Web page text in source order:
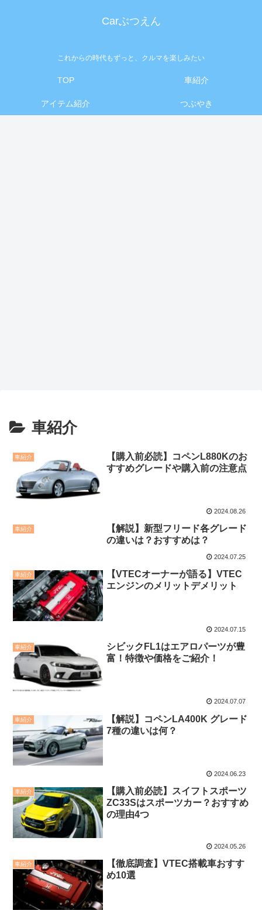
Carぶつえん
これからの時代もずっと、クルマを楽しみたい
TOP 車紹介
アイテム紹介 つぶやき
車紹介
車紹介
【購入前必読】コペンL880Kのお
すすめグレードや購入前の注意点
2024.08.26
車紹介
【解説】新型フリード各グレード
の違いは？おすすめは？
2024.07.25
車紹介
【VTECオーナーが語る】VTEC
エンジンのメリットデメリット
2024.07.15
車紹介
シビックFL1はエアロパーツが豊
富！特徴や価格をご紹介！
2024.07.07
車紹介
【解説】コペンLA400K グレード
7種の違いは何？
2024.06.23
車紹介
【購入前必読】スイフトスポーツ
ZC33Sはスポーツカー？おすすめ
の理由4つ
2024.05.26
車紹介
【徹底調査】VTEC搭載車おすす
め10選